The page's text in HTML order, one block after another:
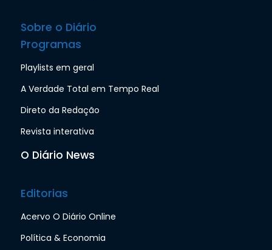
Sobre o Diário
Programas
Playlists em geral
A Verdade Total em Tempo Real
Direto da Redação
Revista interativa
O Diário News
Editorias
Acervo O Diário Online
Política & Economia